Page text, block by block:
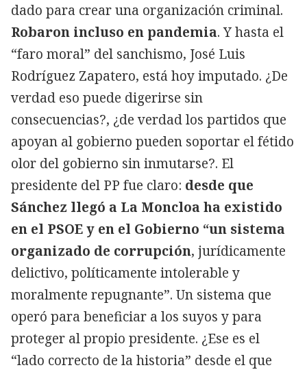
dado para crear una organización criminal.
Robaron incluso en pandemia. Y hasta el
“faro moral” del sanchismo, José Luis
Rodríguez Zapatero, está hoy imputado. ¿De
verdad eso puede digerirse sin
consecuencias?, ¿de verdad los partidos que
apoyan al gobierno pueden soportar el fétido
olor del gobierno sin inmutarse?. El
presidente del PP fue claro: desde que
Sánchez llegó a La Moncloa ha existido
en el PSOE y en el Gobierno “un sistema
organizado de corrupción, jurídicamente
delictivo, políticamente intolerable y
moralmente repugnante”. Un sistema que
operó para beneficiar a los suyos y para
proteger al propio presidente. ¿Ese es el
“lado correcto de la historia” desde el que